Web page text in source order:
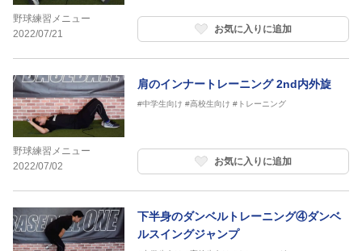
野球練習メニュー
2022/07/21
お気に入りに追加
野球練習メニュー
2022/07/02
肩のインナートレーニング 2nd内外旋
#中学生向け #高校生向け #トレーニング
お気に入りに追加
下半身のダンベルトレーニング④ダンベ
ルスイングジャンプ